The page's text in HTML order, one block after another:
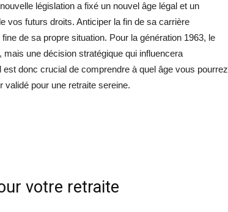
législation a fixé un nouvel âge légal et un
vos futurs droits. Anticiper la fin de sa carrière
de sa propre situation. Pour la génération 1963, le
mais une décision stratégique qui influencera
donc crucial de comprendre à quel âge vous pourrez
pour une retraite sereine.
votre retraite